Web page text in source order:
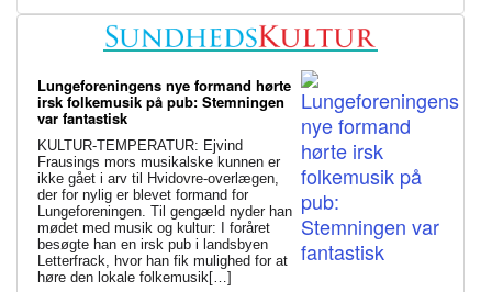
Lungeforeningens nye formand hørte
irsk folkemusik på pub: Stemningen
var fantastisk
KULTUR-TEMPERATUR: Ejvind
Frausings mors musikalske kunnen er
ikke gået i arv til Hvidovre-overlægen,
der for nylig er blevet formand for
Lungeforeningen. Til gengæld nyder han
mødet med musik og kultur: I foråret
besøgte han en irsk pub i landsbyen
Letterfrack, hvor han fik mulighed for at
høre den lokale folkemusik[…]